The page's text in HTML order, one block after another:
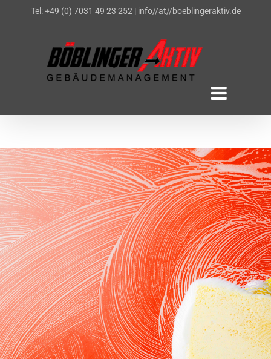
Tel: +49 (0) 7031 49 23 252| info//at//boeblingeraktiv.de